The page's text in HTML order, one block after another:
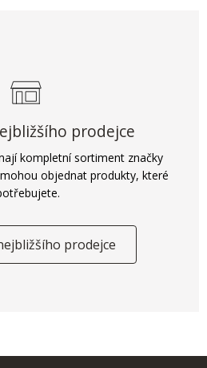
prodejce
kompletní sortiment značky
objednat produkty, které
prodejce